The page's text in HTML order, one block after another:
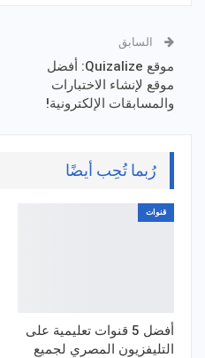
السابق
موقع Quizalize: أفضل
موقع لإنشاء الاختبارات
والمسابقات الإلكترونية!
رُبما تُحِب أيضًا
قنوات
أفضل 5 قنوات تعليمية على
التليفزيون المصري لجميع